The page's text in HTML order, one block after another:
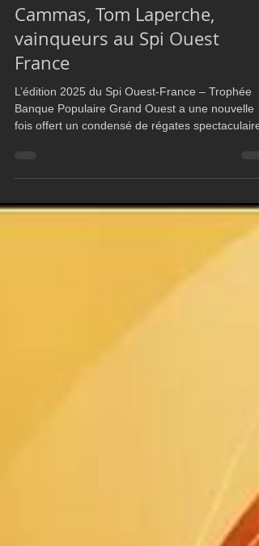
Thomas Coville, Franck
Cammas, Tom Laperche,
vainqueurs au Spi Ouest
France
L’édition 2025 du Spi Ouest-France – Trophée
Banque Populaire Grand Ouest a une nouvelle
inattendues. Si les 164 départs de course
d’un bel engouement.